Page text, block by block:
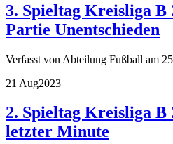
3. Spieltag Kreisliga
Partie Unentschieden
Verfasst von Abteilung Fußball am
21 Aug2023
2. Spieltag Kreisliga
letzter Minute